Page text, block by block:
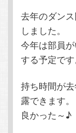
去年のダン
しました。
今年は部員
する予定です
持ち時間が
露できます。
良かった～♪